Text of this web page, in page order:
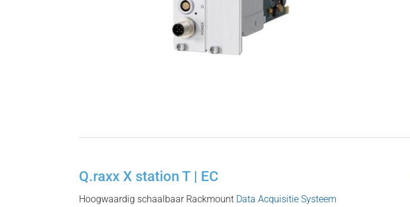
Q.raxx X station T | EC
Hoogwaardig schaalbaar Rackmount Data Acquisitie Systeem